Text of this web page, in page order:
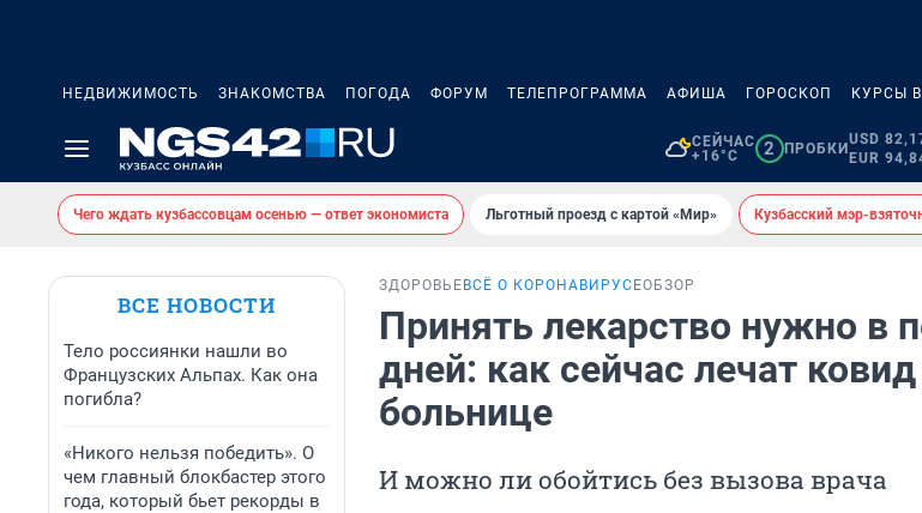
НЕДВИЖИМОСТЬ ЗНАКОМСТВА ПОГОДА ФОРУМ ТЕЛЕПРОГРАММА АФИША ГОРОСКОП КУРСЫ
СЕЙЧАС
+16°C
2 ПРОБКИ
USD
EUR
Чего ждать кузбассовцам осенью — ответ экономиста Льготный проезд с картой «Мир» Кузбасский мэр-
ВСЕ НОВОСТИ
Тело россиянки нашли во
Французских Альпах. Как она
погибла?
«Никого нельзя победить». О
чем главный блокбастер этого
года, который бьет рекорды в
ЗДОРОВЬЕ ВСЁ О КОРОНАВИРУСЕОБЗОР
Принять лекарство нужно в
дней: как сейчас лечат
больнице
И можно ли обойтись без вызова врача